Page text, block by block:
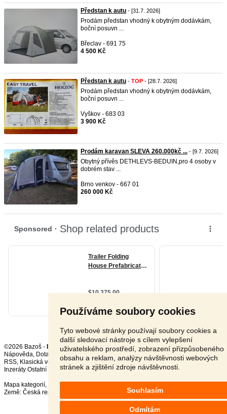
Používáme soubory cookies
Tyto webové stránky používají soubory cookies a
další sledovací nástroje s cílem vylepšení
uživatelského prostředí, zobrazení přizpůsobeného
obsahu a reklam, analýzy návštěvnosti webových
stránek a zjištění zdroje návštěvnosti.
Souhlasím
Odmítám
Předstan k autu - [31.7. 2026]
Prodám předstan vhodný k obytným dodávkám,
boční posuvn ...
Břeclav - 691 75
4 500 Kč
Předstan k autu - TOP - [28.7. 2026]
Prodám předstan vhodný k obytným dodávkám,
boční posuvn ...
Vyškov - 683 03
3 900 Kč
Prodám karavan SLEVA 260.000kč ... - [9.7. 2026]
Obytný přívěs DETHLEVS-BEDUIN,pro 4 osoby v
dobrém stav ...
Brno venkov - 667 01
260 000 Kč
©2026 Bazoš -
Inzerce, Bazar
Nápověda, Dotazy Hodnocení Kontakt Reklama Podmínky Ochrana údajů ,
RSS,
Inzeráty Ostatní celkem:150258, za 24 hodin:3185
Mapa kategorií,
Nejvyhledávanější výrazy
Země: Česká republika Rakousko